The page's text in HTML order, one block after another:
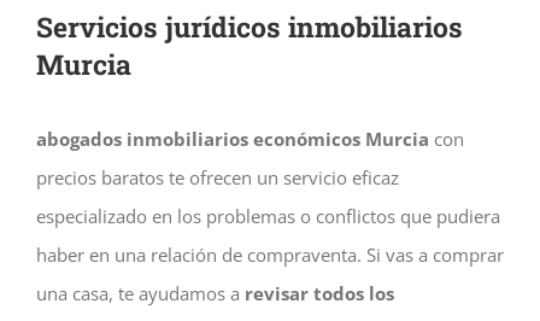
Servicios jurídicos inmobiliarios
Murcia
abogados inmobiliarios económicos Murcia con
precios baratos te ofrecen un servicio eficaz
especializado en los problemas o conflictos que pudiera
haber en una relación de compraventa. Si vas a comprar
una casa, te ayudamos a revisar todos los